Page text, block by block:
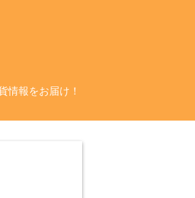
情報をお届け！